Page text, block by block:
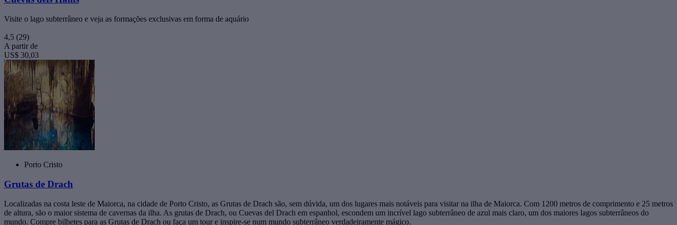
Visite o lago subterrâneo e veja as formações exclusivas em forma de aquário
4,5 (29)
A partir de
US$ 30,03
Porto Cristo
Grutas de Drach
Localizadas na costa leste de Maiorca, na cidade de Porto Cristo, as Grutas de Drach são, sem dúvida, um dos lugares mais notáveis para visitar na ilha de Maiorca. Com 1200 metros de comprimento e 25 metros
de altura, são o maior sistema de cavernas da ilha. As grutas de Drach, ou Cuevas del Drach em espanhol, escondem um incrível lago subterrâneo de azul mais claro, um dos maiores lagos subterrâneos do
mundo. Compre bilhetes para as Grutas de Drach ou faça um tour e inspire-se num mundo subterrâneo verdadeiramente mágico.